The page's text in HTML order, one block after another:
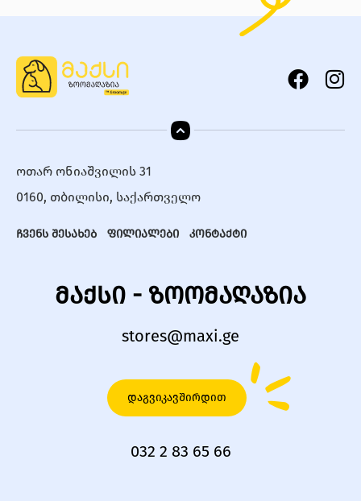
ოთარ ონიაშვილის 31
0160, თბილისი, საქართველო
ჩვენს შესახებ ფილიალები კონტაქტი
მაქსი - ზოომაღაზია
stores@maxi.ge
დაგვიკავშირდით
032 2 83 65 66